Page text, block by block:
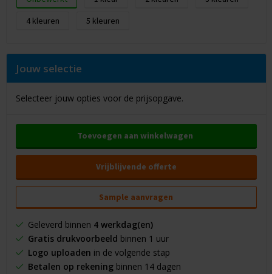
4
5
Jouw selectie
Selecteer jouw opties voor de prijsopgave.
Toevoegen aan winkelwagen
Vrijblijvende offerte
Sample aanvragen
Geleverd binnen 4 werkdag(en)
Gratis drukvoorbeeld binnen 1 uur
Logo uploaden in de volgende stap
Betalen op rekeningbinnen 14 dagen